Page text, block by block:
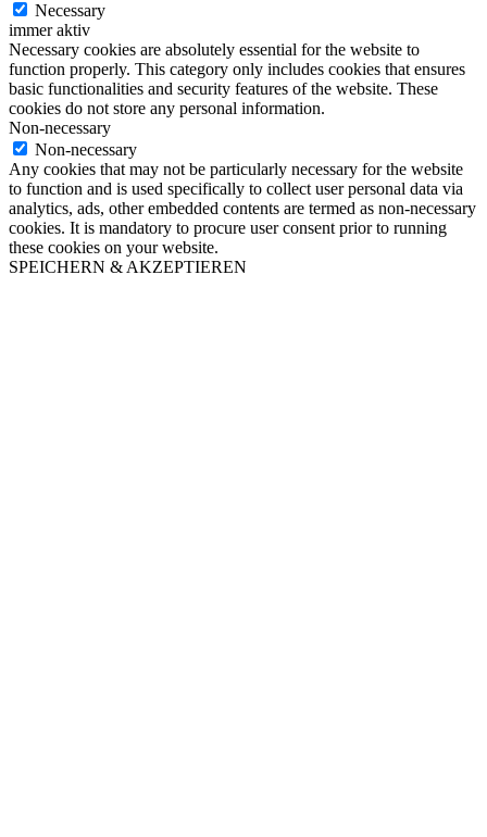
Necessary
immer aktiv
Necessary cookies are absolutely essential for the website to
function properly. This category only includes cookies that ensures
basic functionalities and security features of the website. These
cookies do not store any personal information.
Non-necessary
Non-necessary
Any cookies that may not be particularly necessary for the website
to function and is used specifically to collect user personal data via
analytics, ads, other embedded contents are termed as non-necessary
cookies. It is mandatory to procure user consent prior to running
these cookies on your website.
SPEICHERN & AKZEPTIEREN